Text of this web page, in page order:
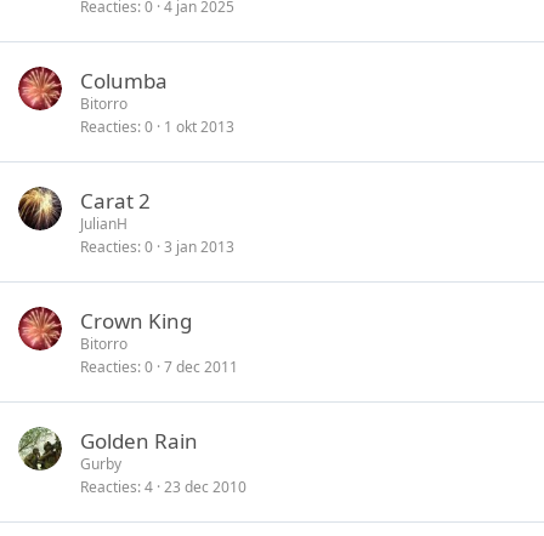
Reacties 0 4 jan 2025
Columba
Bitorro
Reacties 0 1 okt 2013
Carat 2
JulianH
Reacties 0 3 jan 2013
Crown King
Bitorro
Reacties 0 7 dec 2011
Golden Rain
Gurby
Reacties 4 23 dec 2010